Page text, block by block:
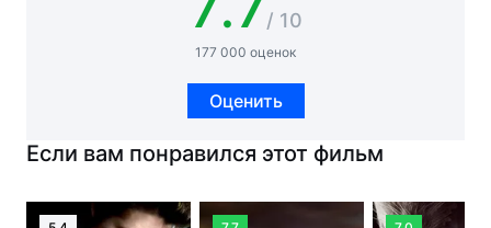
/ 10
177 000 оценок
Оценить
Если вам понравился этот фильм